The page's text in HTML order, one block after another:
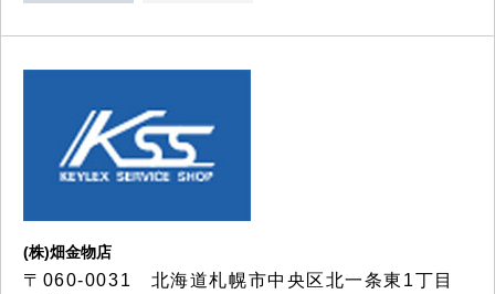
(株)畑金物店
〒060-0031 北海道札幌市中央区北一条東1丁目